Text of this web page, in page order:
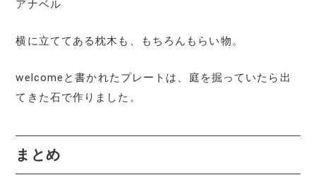
アナベル
横に立ててある枕木も、もちろんもらい物。
welcomeと書かれたプレートは、庭を掘っていたら出
てきた石で作りました。
まとめ